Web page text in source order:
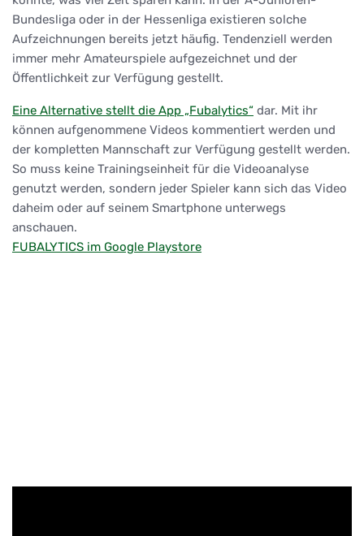
Bundesliga oder in der Hessenliga existieren solche
Aufzeichnungen bereits jetzt häufig. Tendenziell werden
immer mehr Amateurspiele aufgezeichnet und der
Öffentlichkeit zur Verfügung gestellt.
Eine Alternative stellt die App „Fubalytics“ dar. Mit ihr
können aufgenommene Videos kommentiert werden und
der kompletten Mannschaft zur Verfügung gestellt werden.
So muss keine Trainingseinheit für die Videoanalyse
genutzt werden, sondern jeder Spieler kann sich das Video
daheim oder auf seinem Smartphone unterwegs
anschauen.
FUBALYTICS im Google Playstore